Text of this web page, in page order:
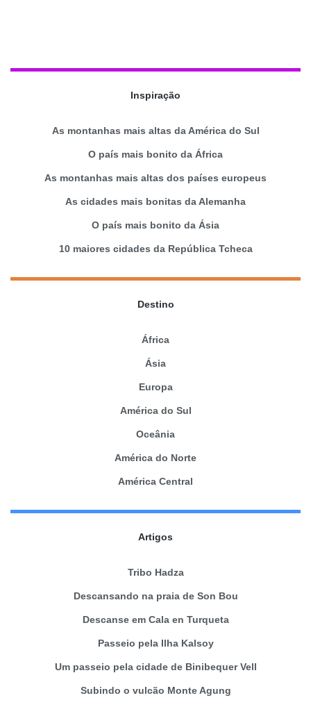
Inspiração
As montanhas mais altas da América do Sul
O país mais bonito da África
As montanhas mais altas dos países europeus
As cidades mais bonitas da Alemanha
O país mais bonito da Ásia
10 maiores cidades da República Tcheca
Destino
África
Ásia
Europa
América do Sul
Oceânia
América do Norte
América Central
Artigos
Tribo Hadza
Descansando na praia de Son Bou
Descanse em Cala en Turqueta
Passeio pela Ilha Kalsoy
Um passeio pela cidade de Binibequer Vell
Subindo o vulcão Monte Agung